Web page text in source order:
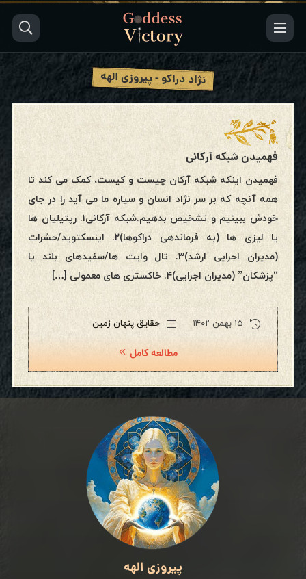
نژاد دراکو - پیروزی الهه
فهمیدن شبکه آرکانی
فهمیدن اینکه شبکه آرکان چیست و کیست، کمک می کند تا
همه آنچه که بر سر نژاد انسان و سیاره ما می آید را در جای
خودش ببینیم و تشخیص بدهیم.شبکه آرکانی۱. رپتیلیان ها
یا لیزی ها (به فرماندهی دراکوها)۲. اینسکتوید/حشرات
(مدیران اجرایی ارشد)۳. تال وایت ها/سفیدهای بلند یا
“پزشکان” (مدیران اجرایی)۴. خاکستری های معمولی […]
۱۵ بهمن ۱۴۰۲ حقایق پنهان زمین
مطالعه کامل
پیروزی الهه